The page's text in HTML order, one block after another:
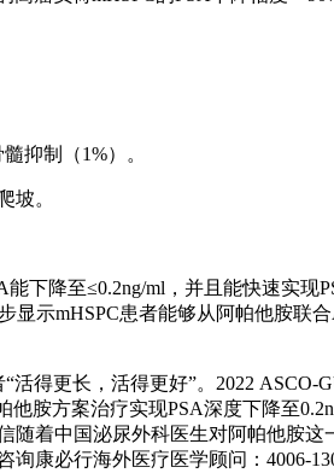
抑制（1%）。
坡。
下降至≤0.2ng/ml，并且能快速实现
显示mHSPC患者能够从阿帕他胺联
得更长，活得更好”。2022 ASCO-
胺方案治疗实现PSA深度下降至
随着中国泌尿外科医生对阿帕他胺这
康必行海外医疗医学顾问：4006-